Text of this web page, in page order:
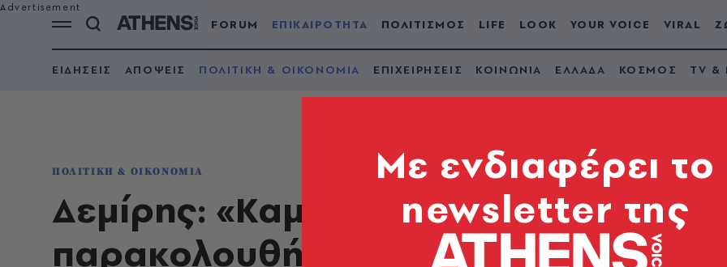
FORUM ΕΠΙΚΑΙΡΟΤΗΤΑ ΠΟΛΙΤΙΣΜΟΣ LIFE LOOK YOUR VOICE VIRAL
ΕΙΔΗΣΕΙΣ ΑΠΟΨΕΙΣ ΠΟΛΙΤΙΚΗ & ΟΙΚΟΝΟΜΙΑ ΕΠΙΧΕΙΡΗΣΕΙΣ ΚΟΙΝΩΝΙΑ ΕΛΛΑΔΑ ΚΟΣΜΟΣ TV &
ΠΟΛΙΤΙΚΗ & ΟΙΚΟΝΟΜΙΑ
Δεμίρης: «Καμία καταστροφή υλικού
παρακολουθήσεων στην ΕΥΠ»
Mε ενδιαφέρει το
newsletter της